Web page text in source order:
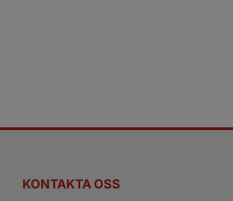
KONTAKTA OSS